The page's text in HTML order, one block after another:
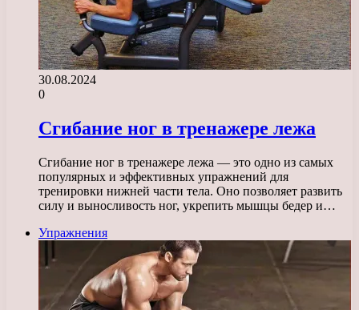
30.08.2024
0
Сгибание ног в тренажере лежа
Сгибание ног в тренажере лежа — это одно из самых
популярных и эффективных упражнений для
тренировки нижней части тела. Оно позволяет развить
силу и выносливость ног, укрепить мышцы бедер и…
Упражнения